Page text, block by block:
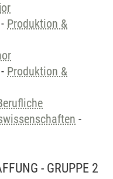
- Produktion &
- Produktion &
-
- GRUPPE 2